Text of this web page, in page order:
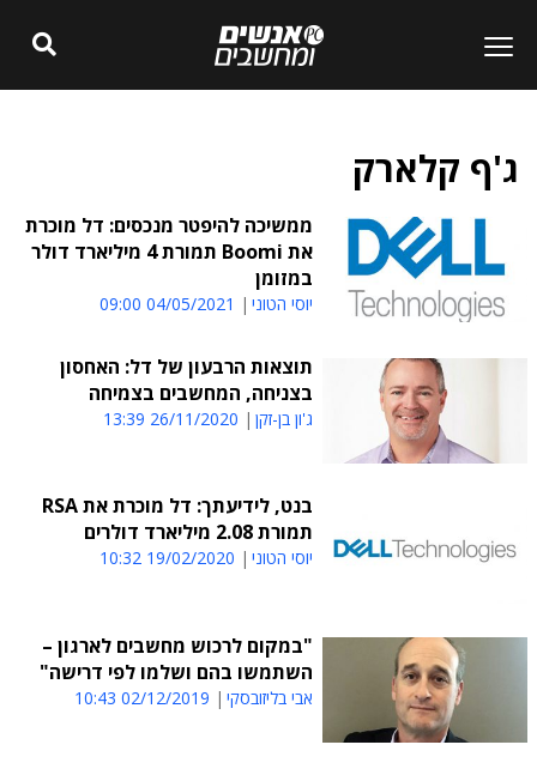
ג'ף קלארק
ממשיכה להיפטר מנכסים: דל מוכרת
את Boomi תמורת 4 מיליארד דולר
במזומן
יוסי הטוני 04/05/2021 09:00
תוצאות הרבעון של דל: האחסון
בצניחה, המחשבים בצמיחה
ג'ון בן-זקן 26/11/2020 13:39
בנט, לידיעתך: דל מוכרת את RSA
תמורת 2.08 מיליארד דולרים
יוסי הטוני 19/02/2020 10:32
"במקום לרכוש מחשבים לארגון –
השתמשו בהם ושלמו לפי דרישה"
אבי בליזובסקי 02/12/2019 10:43